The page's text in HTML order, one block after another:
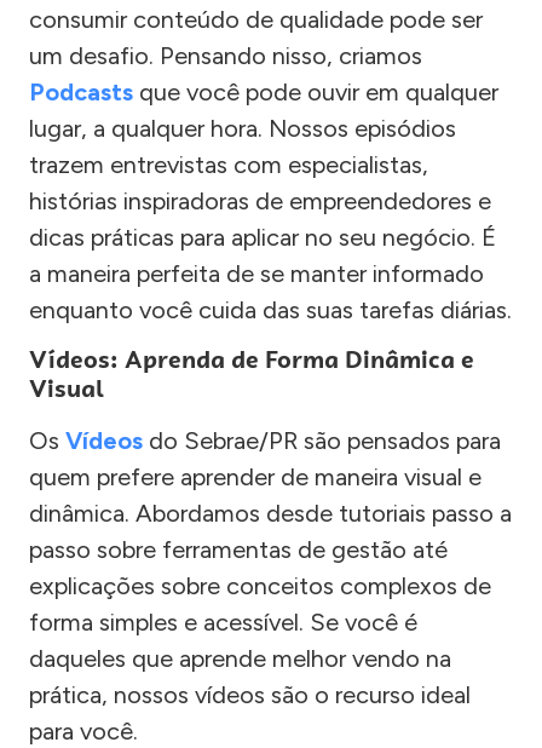
consumir conteúdo de qualidade pode ser
um desafio. Pensando nisso, criamos
Podcasts que você pode ouvir em qualquer
lugar, a qualquer hora. Nossos episódios
trazem entrevistas com especialistas,
histórias inspiradoras de empreendedores e
dicas práticas para aplicar no seu negócio. É
a maneira perfeita de se manter informado
enquanto você cuida das suas tarefas diárias.
Vídeos: Aprenda de Forma Dinâmica e
Visual
Os Vídeos do Sebrae/PR são pensados para
quem prefere aprender de maneira visual e
dinâmica. Abordamos desde tutoriais passo a
passo sobre ferramentas de gestão até
explicações sobre conceitos complexos de
forma simples e acessível. Se você é
daqueles que aprende melhor vendo na
prática, nossos vídeos são o recurso ideal
para você.